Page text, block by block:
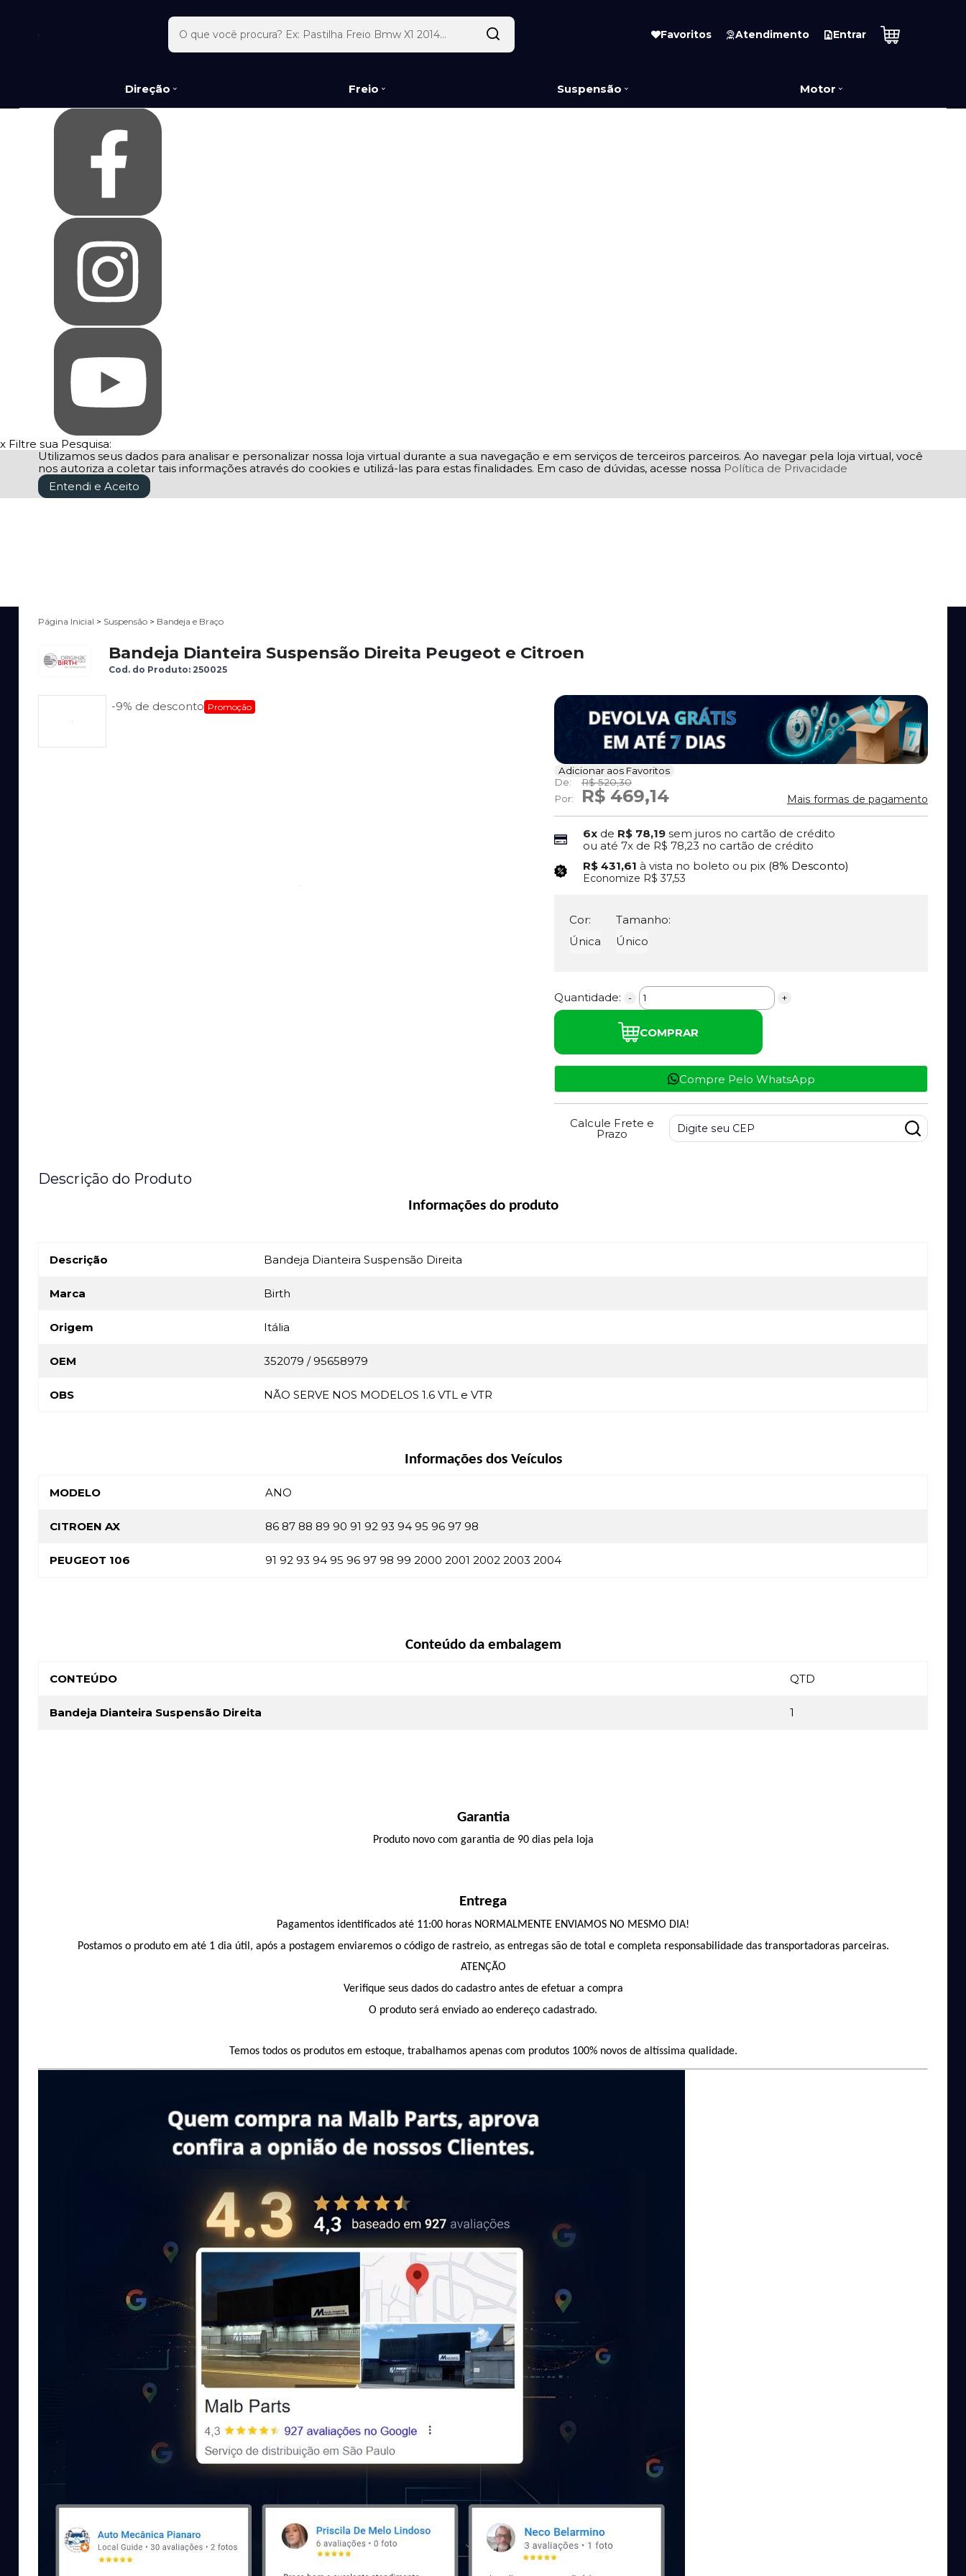
Acesse sua conta e pedidos
x Filtre sua Pesquisa:
Utilizamos seus dados para analisar e personalizar nossa loja virtual durante a sua navegação e em serviços de terceiros parceiros. Ao navegar pela loja virtual, você
nos autoriza a coletar tais informações através do cookies e utilizá-las para estas finalidades. Em caso de dúvidas, acesse nossa Política de Privacidade
Entendi e Aceito
Favoritos Atendimento Entrar
Direção Freio Suspensão Motor
Página Inicial > Suspensão > Bandeja e Braço
Bandeja Dianteira Suspensão Direita Peugeot e Citroen
Cod. do Produto: 250025
-9% de desconto Promoção
Adicionar aos Favoritos
De:
R$ 520,30
Por:
R$ 469,14 Mais formas de pagamento
6x de R$ 78,19 sem juros no cartão de crédito
ou até7x de R$ 78,23 no cartão de crédito
R$ 431,61 à vista no boleto ou pix (8% Desconto)
Economize R$ 37,53
Cor:
Única
Tamanho:
Único
Quantidade: - +
COMPRAR
Compre Pelo WhatsApp
Calcule Frete e
Prazo
Descrição do Produto
Informações do produto
Descrição Bandeja Dianteira Suspensão Direita
Marca Birth
Origem Itália
OEM 352079 / 95658979
OBS NÃO SERVE NOS MODELOS 1.6 VTL e VTR
Informações dos Veículos
MODELO ANO
CITROEN AX 86 87 88 89 90 91 92 93 94 95 96 97 98
PEUGEOT 106 91 92 93 94 95 96 97 98 99 2000 2001 2002 2003 2004
Conteúdo da embalagem
CONTEÚDO QTD
Bandeja Dianteira Suspensão Direita 1
Garantia
Produto novo com garantia de 90 dias pela loja
Entrega
Pagamentos identificados até 11:00 horas NORMALMENTE ENVIAMOS NO MESMO DIA!
Postamos o produto em até 1 dia útil, após a postagem enviaremos o código de rastreio, as entregas são de total e completa responsabilidade das transportadoras parceiras.
ATENÇÃO
Verifique seus dados do cadastro antes de efetuar a compra
O produto será enviado ao endereço cadastrado.
Temos todos os produtos em estoque, trabalhamos apenas com produtos 100% novos de altíssima qualidade.